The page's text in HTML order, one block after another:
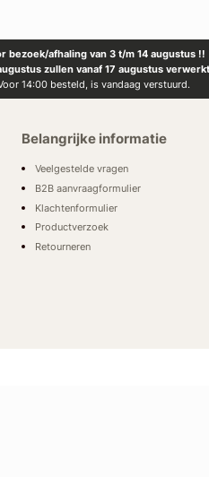
bezoek/afhaling van 3 t/m 14 augustus !!
zullen vanaf 17 augustus
14:00 besteld, is vandaag verstuurd.
Belangrijke informatie
Veelgestelde vragen
B2B aanvraagformulier
Klachtenformulier
Productverzoek
Retourneren